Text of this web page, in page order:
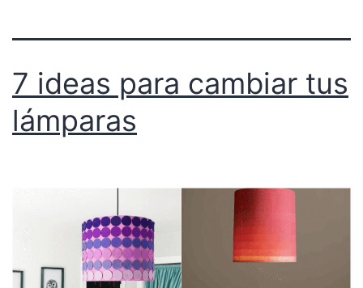
7 ideas para cambiar tus
lámparas